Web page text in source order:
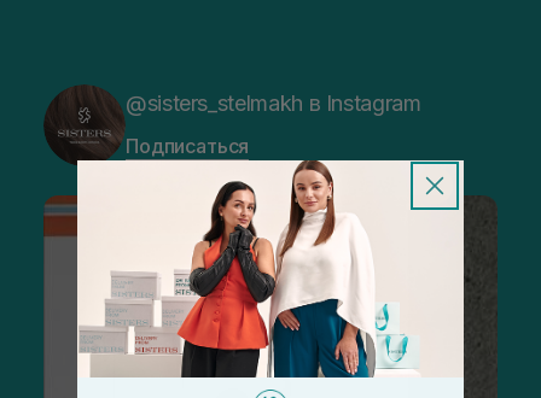
@sisters_stelmakh в Instagram
Подписаться